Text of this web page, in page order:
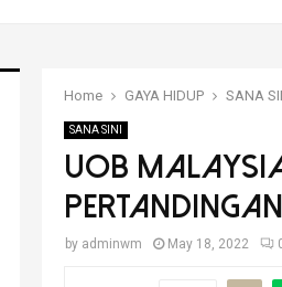
Home GAYA HIDUP SANA
SANA SINI
UOB
pertandingan
by adminwm May 18, 2022